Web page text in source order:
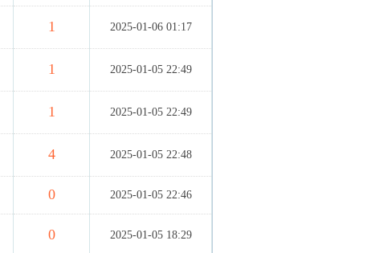
1 2025-01-06 01:17
1 2025-01-05 22:49
1 2025-01-05 22:49
4 2025-01-05 22:48
0 2025-01-05 22:46
0 2025-01-05 18:29